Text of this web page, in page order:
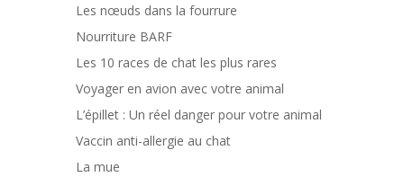
Les nœuds dans la fourrure
Nourriture BARF
Les 10 races de chat les plus rares
Voyager en avion avec votre animal
L’épillet : Un réel danger pour votre animal
Vaccin anti-allergie au chat
La mue